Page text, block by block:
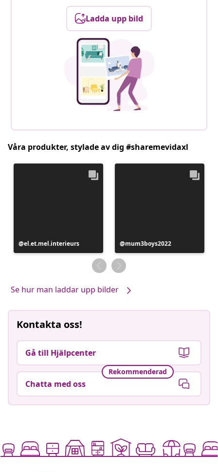
Ladda upp bild
Våra produkter, stylade av dig #sharemevidaxl
Inlägg
publicerat
el.et.mel.interieurs
Inlägg
publicerat
av
mum3boys2022
Se hur man laddar upp bilder
Kontakta oss!
Gå till Hjälpcenter
Rekommenderad
Chatta med oss